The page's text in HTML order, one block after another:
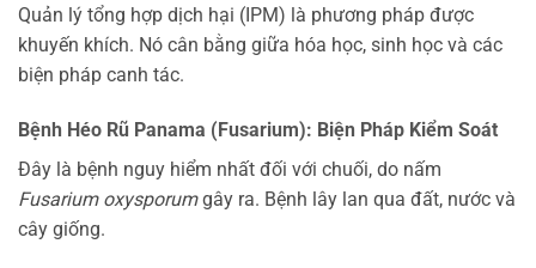
Quản lý tổng hợp dịch hại (IPM) là phương pháp được
khuyến khích. Nó cân bằng giữa hóa học, sinh học và các
biện pháp canh tác.
Bệnh Héo Rũ Panama (Fusarium): Biện Pháp Kiểm Soát
Đây là bệnh nguy hiểm nhất đối với chuối, do nấm
Fusarium oxysporumgây ra. Bệnh lây lan qua đất, nước và
cây giống.